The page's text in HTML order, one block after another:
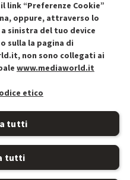
Recedere dal contratto qui
link “Preferenze Cookie”
oppure, attraverso lo
sinistra del tuo device
sulla la pagina di
non sono collegati ai
www.mediaworld.it
etico
tutti
tutti